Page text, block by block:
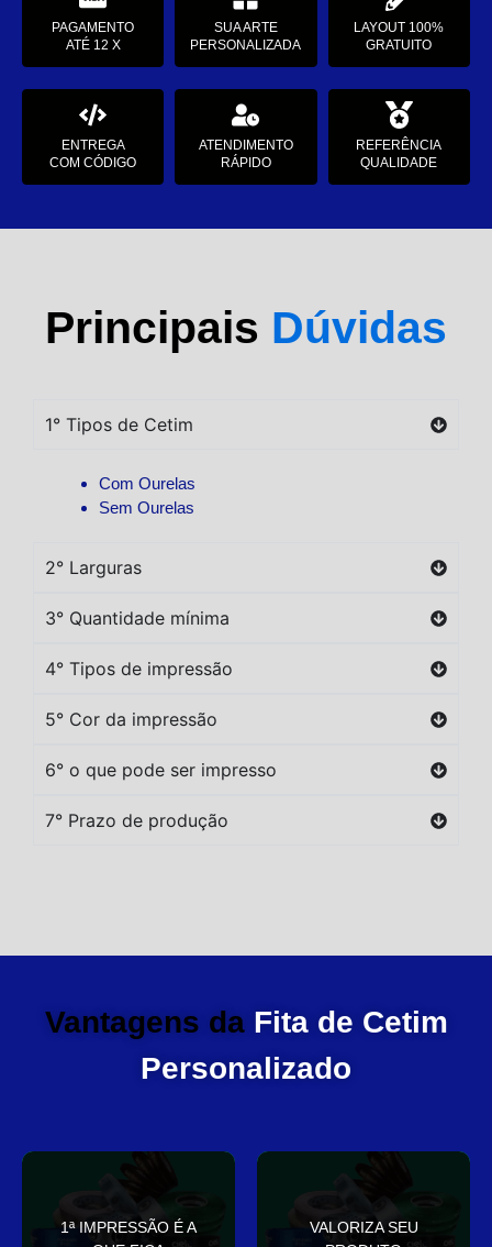
PAGAMENTO
ATÉ 12 X
SUA ARTE
PERSONALIZADA
LAYOUT 100%
GRATUITO
ENTREGA
COM CÓDIGO
ATENDIMENTO
RÁPIDO
REFERÊNCIA
QUALIDADE
Principais Dúvidas
1° Tipos de Cetim
Com Ourelas
Sem Ourelas
2° Larguras
3° Quantidade mínima
4° Tipos de impressão
5° Cor da impressão
6° o que pode ser impresso
7° Prazo de produção
Vantagens da Fita de Cetim
Personalizado
1ª IMPRESSÃO É A
Sua embalagem fala por
você
VALORIZA SEU
que deixa sua embalagem
elegante